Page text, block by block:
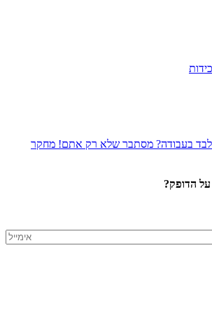
לבד בעבודה? מסתבר שלא רק אתם! מחקר
הדופק?